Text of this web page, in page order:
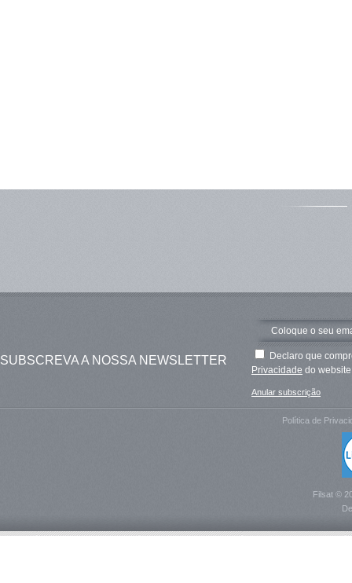
SUBSCREVA A NOSSA NEWSLETTER
Declaro que
Privacidade do
Anular subscrição
Política de
Filsat ©